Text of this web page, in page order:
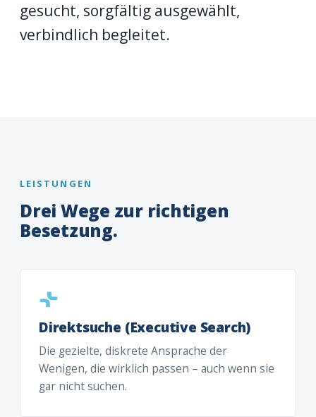
gesucht, sorgfältig ausgewählt,
verbindlich begleitet.
LEISTUNGEN
Drei Wege zur richtigen
Besetzung.
Direktsuche (Executive Search)
Die gezielte, diskrete Ansprache der
Wenigen, die wirklich passen – auch wenn sie
gar nicht suchen.